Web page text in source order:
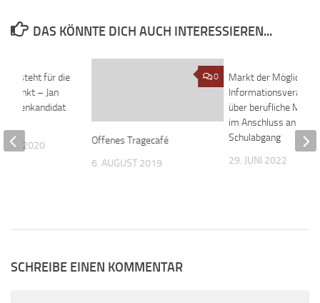
DAS KÖNNTE DICH AUCH INTERESSIEREN...
0
Offenes Tragecafé
6. AUGUST 2019
Markt der
über berufliche
im Anschluss an den
Schulabgang
29. JUNI 2022
steht für die
– Jan
2020
SCHREIBE EINEN KOMMENTAR